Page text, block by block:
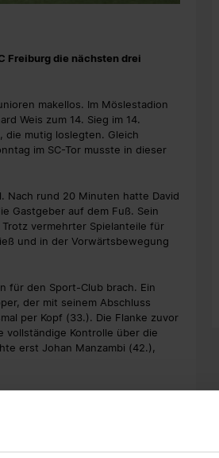
Freiburg die nächsten drei
makellos. Im Möslestadion
Weis zum 14. Sieg im 14.
die mutig loslegten. Gleich
im SC-Tor musste in dieser
Nach rund 20 Minuten hatte David
Gastgeber auf dem Fuß. Sein
vermehrter Spielanteile für
und in der Vorwärtsbewegung
für den Sport-Club brach. Ein
der mit seinem Abschluss
per Kopf (33.). Die Flanke zuvor
vollständige Kontrolle über die
erst Johan Manzambi (42.),
Trotzdem war es ein Akteur
wurde David Amegnaglo zu
übernahm die Verantwortung